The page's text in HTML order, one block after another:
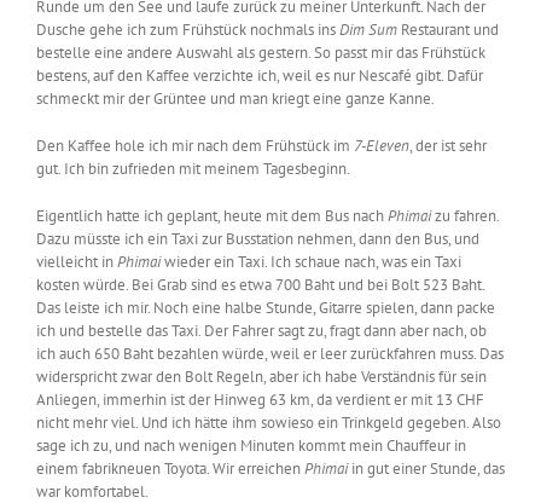
Runde um den See und laufe zurück zu meiner Unterkunft. Nach der
Dusche gehe ich zum Frühstück nochmals insDim SumRestaurant und
bestelle eine andere Auswahl als gestern. So passt mir das Frühstück
bestens, auf den Kaffee verzichte ich, weil es nur Nescafé gibt. Dafür
schmeckt mir der Grüntee und man kriegt eine ganze Kanne.
Den Kaffee hole ich mir nach dem Frühstück im 7-Eleven, der ist sehr
gut. Ich bin zufrieden mit meinem Tagesbeginn.
Eigentlich hatte ich geplant, heute mit dem Bus nachPhimaizu fahren.
Dazu müsste ich ein Taxi zur Busstation nehmen, dann den Bus, und
vielleicht inPhimaiwieder ein Taxi. Ich schaue nach, was ein Taxi
kosten würde. Bei Grab sind es etwa 700 Baht und bei Bolt 523 Baht.
Das leiste ich mir. Noch eine halbe Stunde, Gitarre spielen, dann packe
ich und bestelle das Taxi. Der Fahrer sagt zu, fragt dann aber nach, ob
ich auch 650 Baht bezahlen würde, weil er leer zurückfahren muss. Das
widerspricht zwar den Bolt Regeln, aber ich habe Verständnis für sein
Anliegen, immerhin ist der Hinweg 63 km, da verdient er mit 13 CHF
nicht mehr viel. Und ich hätte ihm sowieso ein Trinkgeld gegeben. Also
sage ich zu, und nach wenigen Minuten kommt mein Chauffeur in
einem fabrikneuen Toyota. Wir erreichenPhimaiin gut einer Stunde, das
war komfortabel.